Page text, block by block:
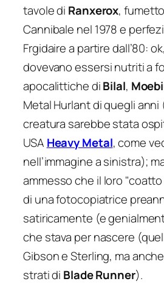
tavole di Ranxerox,
Cannibale nel 1978 e
Frgidaire a partire dall’80:
dovevano essersi nutriti a
apocalittiche diBilal,
Metal Hurlantdi quegli anni
creatura sarebbe stata
USA Heavy Metal, come
nell’immagine a sinistra);
ammesso che il loro
di una fotocopiatrice
satiricamente (e
che stava per nascere
Gibson e Sterling, ma
strati di Blade Runner).